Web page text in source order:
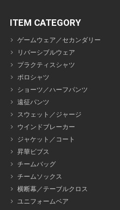
ITEM CATEGORY
ゲームウェア／セカンダリー
リバーシブルウェア
プラクティスシャツ
ポロシャツ
ショーツ／ハーフパンツ
遠征パンツ
スウェット／ジャージ
ウインドブレーカー
ジャケット／コート
昇華ビブス
チームバッグ
チームソックス
横断幕／テーブルクロス
ユニフォームベア